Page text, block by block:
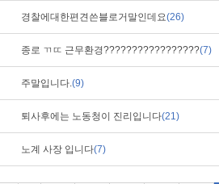
경찰에대한편견쓴블로거말인데요(26)
종로 ㄲㄸ 근무환경?????????????????(7)
주말입니다.(9)
퇴사후에는 노동청이 진리입니다(21)
노계 사장 입니다(7)